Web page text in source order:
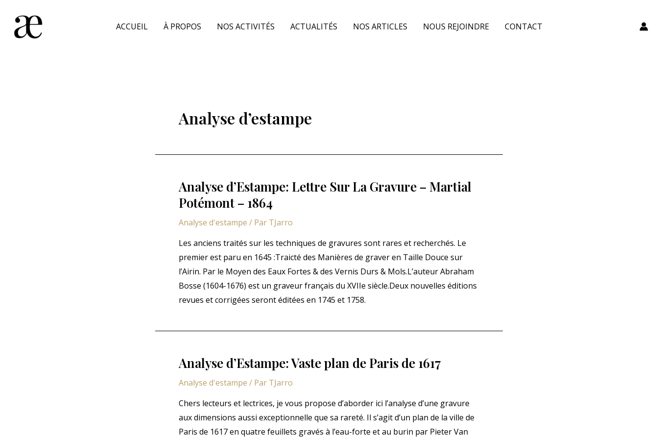
contenu
ACCUEIL À PROPOS NOS ACTIVITÉS ACTUALITÉS NOS ARTICLES NOUS REJOINDRE CONTACT
Analyse d’estampe
Analyse d’Estampe: Lettre Sur La Gravure – Martial
Potémont – 1864
Analyse d'estampe / Par TJarro
Les anciens traités sur les techniques de gravures sont rares et recherchés. Le
premier est paru en 1645 :Traicté des Manières de graver en Taille Douce sur
l’Airin. Par le Moyen des Eaux Fortes & des Vernis Durs & Mols.L’auteur Abraham
Bosse (1604-1676) est un graveur français du XVIIe siècle.Deux nouvelles éditions
revues et corrigées seront éditées en 1745 et 1758.
Analyse d’Estampe: Vaste plan de Paris de 1617
Analyse d'estampe / Par TJarro
Chers lecteurs et lectrices, je vous propose d’aborder ici l’analyse d’une gravure
aux dimensions aussi exceptionnelle que sa rareté. Il s’agit d’un plan de la ville de
Paris de 1617 en quatre feuillets gravés à l’eau-forte et au burin par Pieter Van